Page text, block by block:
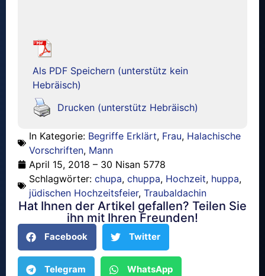
Als PDF Speichern (unterstütz kein
Hebräisch)
Drucken (unterstütz Hebräisch)
In Kategorie: Begriffe Erklärt, Frau, Halachische
Vorschriften, Mann
April 15, 2018 – 30 Nisan 5778
Schlagwörter: chupa, chuppa, Hochzeit, huppa,
jüdischen Hochzeitsfeier, Traubaldachin
Hat Ihnen der Artikel gefallen? Teilen Sie
ihn mit Ihren Freunden!
Facebook Twitter
Telegram WhatsApp